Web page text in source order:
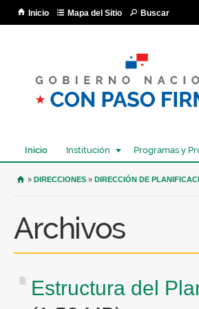
Inicio Mapa del Sitio Buscar
Inicio Institución Programas y
USTED SE ENCUENTRA AQUÍ
» DIRECCIONES » DIRECCIÓN DE
Archivos
Estructura del